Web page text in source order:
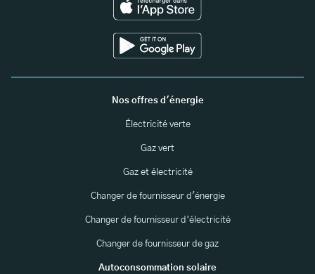
Nos offres d'énergie
Électricité verte
Gaz vert
Gaz et électricité
Changer de fournisseur d'énergie
Changer de fournisseur d’électricité
Changer de fournisseur de gaz
Autoconsommation solaire